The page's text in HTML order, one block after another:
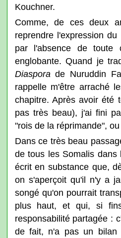
Kouchner.
Comme, de ces deux
reprendre l'expression
par l'absence de toute
englobante. Quand je
Diaspora de Nuruddin
rappelle m'être arraché
chapitre. Après avoir été
pas très beau), j'ai fini
"rois de la réprimande",
Dans ce très beau
de tous les Somalis
écrit en substance que,
on s'aperçoit qu'il n'y a
songé qu'on pourrait
plus haut, et qui, si
responsabilité partagée :
de fait, n'a pas un bilan